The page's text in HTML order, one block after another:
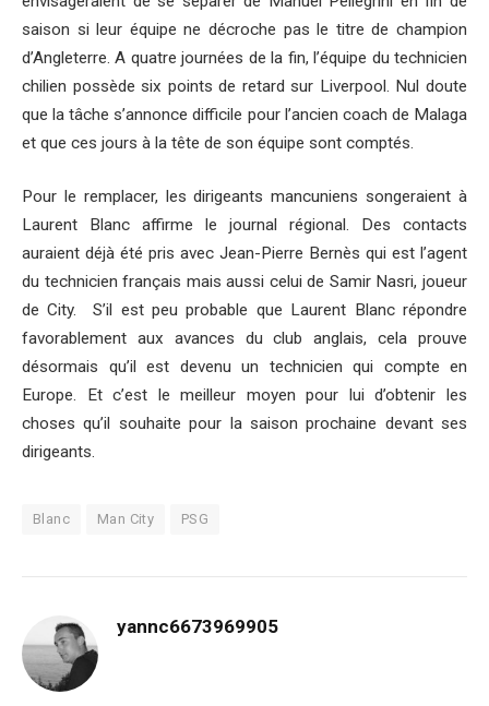
saison si leur équipe ne décroche pas le titre de champion
d’Angleterre. A quatre journées de la fin, l’équipe du technicien
chilien possède six points de retard sur Liverpool. Nul doute
que la tâche s’annonce difficile pour l’ancien coach de Malaga
et que ces jours à la tête de son équipe sont comptés.
Pour le remplacer, les dirigeants mancuniens songeraient à
Laurent Blanc affirme le journal régional. Des contacts
auraient déjà été pris avec Jean-Pierre Bernès qui est l’agent
du technicien français mais aussi celui de Samir Nasri, joueur
de City. S’il est peu probable que Laurent Blanc répondre
favorablement aux avances du club anglais, cela prouve
désormais qu’il est devenu un technicien qui compte en
Europe. Et c’est le meilleur moyen pour lui d’obtenir les
choses qu’il souhaite pour la saison prochaine devant ses
dirigeants.
Blanc Man City PSG
yannc6673969905